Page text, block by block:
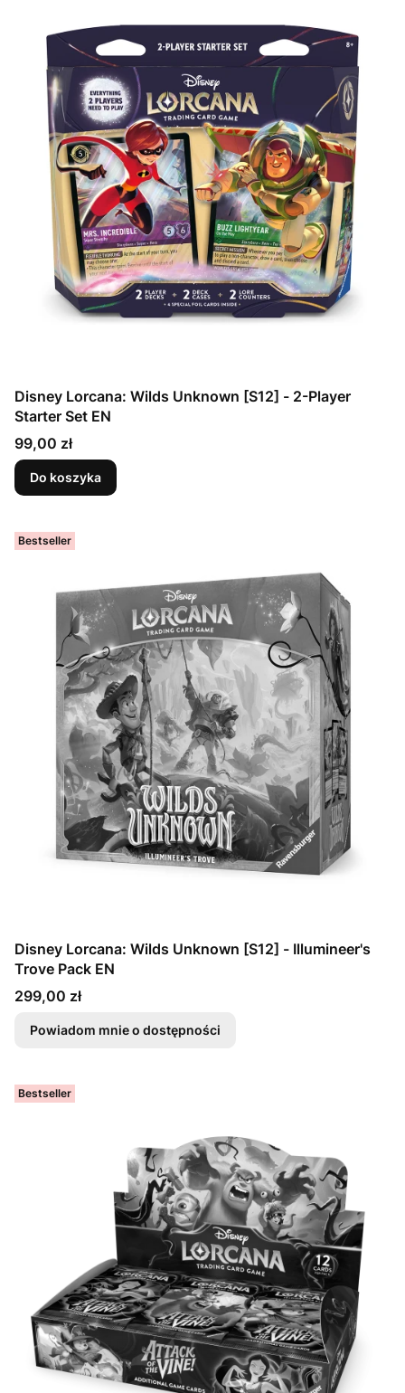
Disney Lorcana: Wilds Unknown [S12] - 2-Player
Starter Set EN
Cena
99,00 zł
Do koszyka
Bestseller
Disney Lorcana: Wilds Unknown [S12] - Illumineer's
Trove Pack EN
Cena
299,00 zł
Powiadom mnie o dostępności
Bestseller